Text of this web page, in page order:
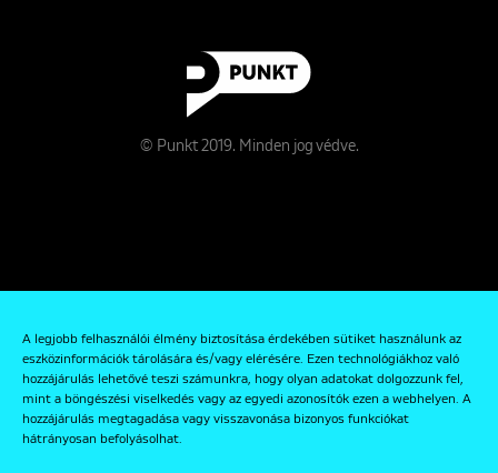
A legjobb felhasználói élmény biztosítása érdekében sütiket használunk az
eszközinformációk tárolására és/vagy elérésére. Ezen technológiákhoz való
hozzájárulás lehetővé teszi számunkra, hogy olyan adatokat dolgozzunk fel,
mint a böngészési viselkedés vagy az egyedi azonosítók ezen a webhelyen. A
hozzájárulás megtagadása vagy visszavonása bizonyos funkciókat
hátrányosan befolyásolhat.
© Punkt 2019. Minden jog védve.
Kapcsolat
Adatkezelési és Adatvédelmi Szabályzat